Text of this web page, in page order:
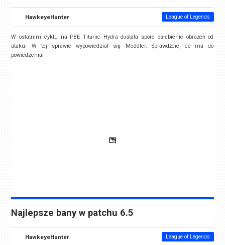
HawkeyeHunter League of Legends
W ostatnim cyklu na PBE Titanic Hydra dostała spore osłabienie obrażeń od
ataku. W tej sprawie wypowiedział się Meddler. Sprawdźcie, co ma do
powiedzenia!
Najlepsze bany w patchu 6.5
HawkeyeHunter League of Legends